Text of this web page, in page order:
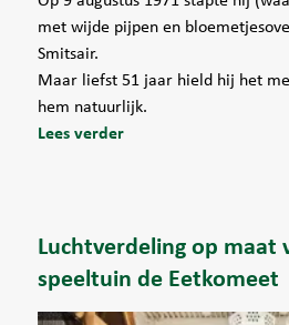
met wijde pijpen en
Smitsair.
Maar liefst 51 jaar hield hij het
hem natuurlijk.
Lees verder
Luchtverdeling op maat
speeltuin de Eetkomeet